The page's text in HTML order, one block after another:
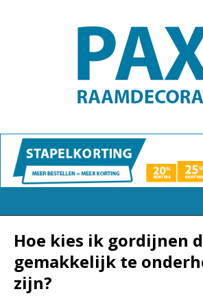
Hoe kies ik gordijnen
gemakkelijk te
zijn?